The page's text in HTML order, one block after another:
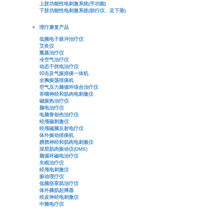
上肢功能性电刺激系统(手功能)
下肢功能性电刺激系统(助行仪、足下垂)
理疗康复产品
低频电子脉冲治疗仪
艾灸仪
熏蒸治疗仪
冷空气治疗仪
动态干扰电治疗仪
叩击及气振排痰一体机
全胸振荡排痰机
空气压力脑循环综合治疗仪
吞咽神经和肌肉电刺激仪
磁振热治疗仪
脑电治疗仪
电脑骨创伤治疗仪
经颅磁刺激仪
经颅磁脑反射电疗仪
体外振动排痰机
膀胱神经和肌肉电刺激仪
深层肌肉振动仪(DMS)
脑循环磁电治疗仪
失眠治疗仪
经颅电刺激仪
振动理疗仪
低频痉挛肌治疗仪
体外膈肌起搏器
经皮神经电刺激仪
中频电疗仪